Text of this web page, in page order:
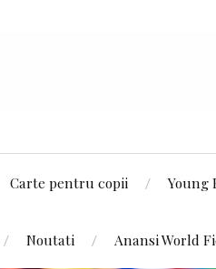
Carte pentru copii Young
Noutati Anansi World